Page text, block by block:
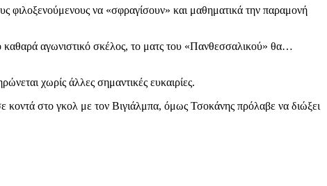
φιλοξενούμενους να «σφραγίσουν» και μαθηματικά την παραμονή
καθαρά αγωνιστικό σκέλος, το ματς του «Πανθεσσαλικού» θα…
χωρίς άλλες σημαντικές ευκαιρίες.
στο γκολ με τον Βιγιάλμπα, όμως Τσοκάνης πρόλαβε να διώξει